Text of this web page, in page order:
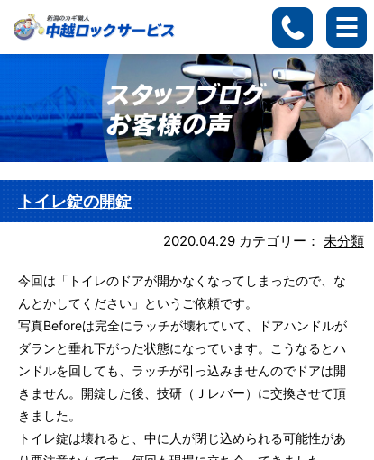
トイレ錠の開錠
2020.04.29 カテゴリー： 未分類
今回は「トイレのドアが開かなくなってしまったので、な
んとかしてください」というご依頼です。
写真Beforeは完全にラッチが壊れていて、ドアハンドルが
ダランと垂れ下がった状態になっています。こうなるとハ
ンドルを回しても、ラッチが引っ込みませんのでドアは開
きません。開錠した後、技研（Ｊレバー）に交換させて頂
きました。
トイレ錠は壊れると、中に人が閉じ込められる可能性があ